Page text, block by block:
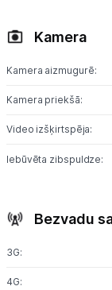
Kamera
Kamera aizmugurē:
Kamera priekšā:
Video izšķirtspēja:
Iebūvēta zibspuldze:
Bezvadu
3G:
4G: